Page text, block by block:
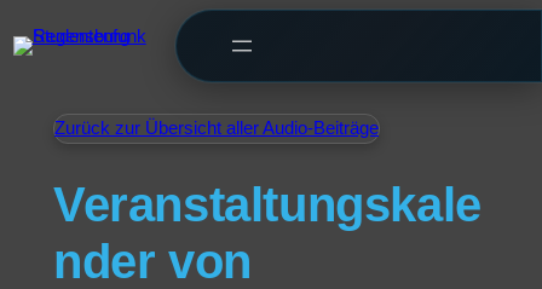
Zurück zur Übersicht aller Audio-Beiträge
Veranstaltungskale
nder von